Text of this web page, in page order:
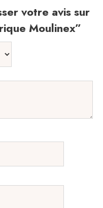
votre avis sur
Moulinex”